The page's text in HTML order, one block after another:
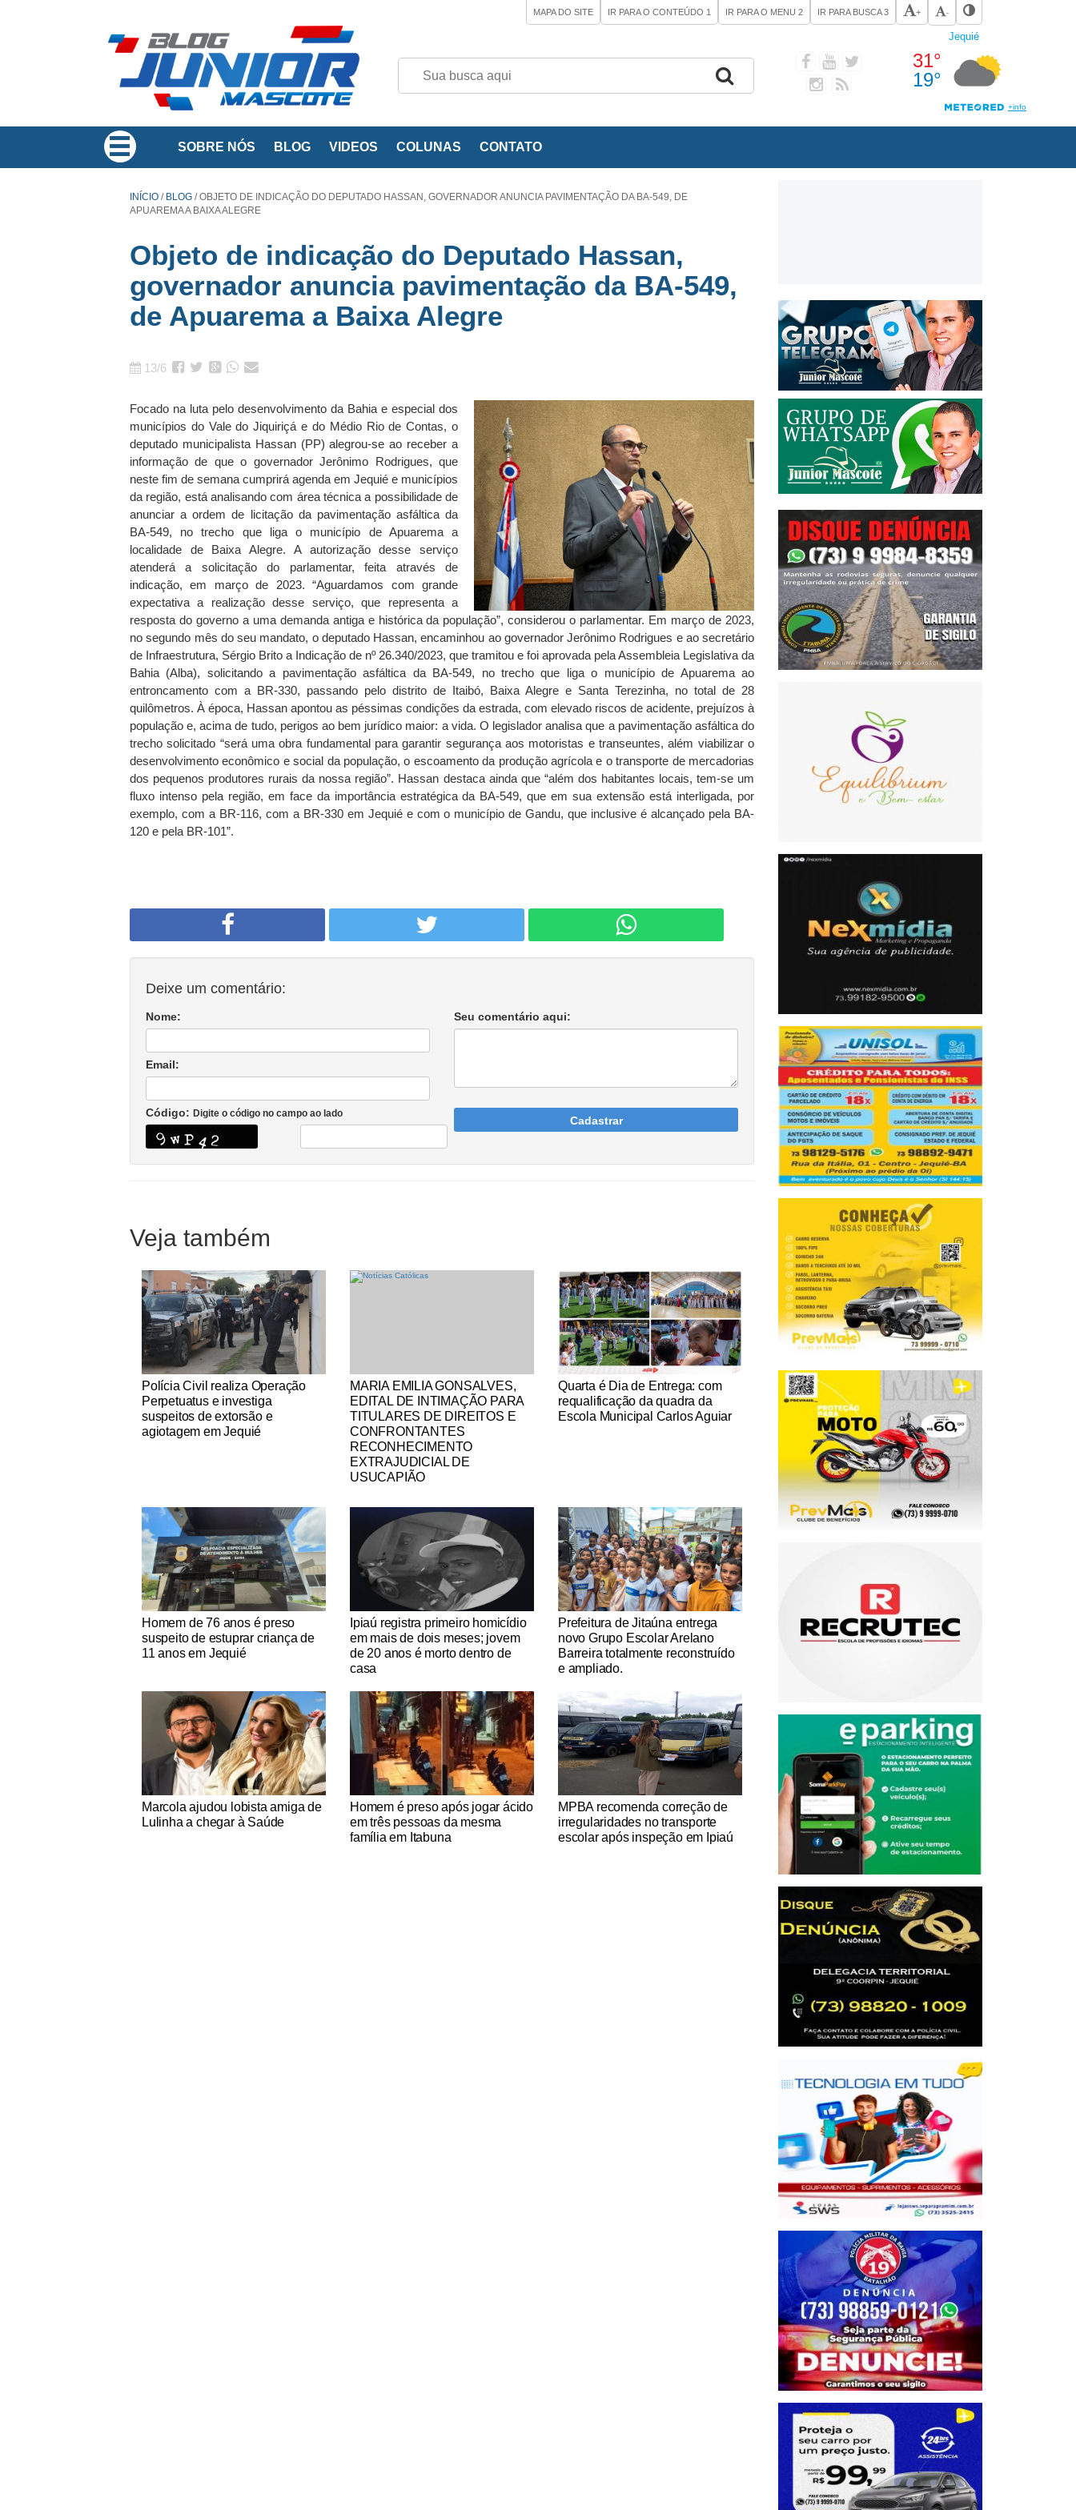
MAPA DO SITE IR PARA O CONTEÚDO 1 IR PARA O MENU 2 IR PARA BUSCA3 + -
SOBRE NÓS BLOG VIDEOS COLUNAS CONTATO
INÍCIO / BLOG /OBJETO DE INDICAÇÃO DO DEPUTADO HASSAN, GOVERNADOR ANUNCIA PAVIMENTAÇÃO DA BA-549, DE
APUAREMA A BAIXA ALEGRE
Objeto de indicação do Deputado Hassan,
governador anuncia pavimentação da BA-549,
de Apuarema a Baixa Alegre
13/6
Focado na luta pelo desenvolvimento da Bahia e especial dos
municípios do Vale do Jiquiriçá e do Médio Rio de Contas, o
deputado municipalista Hassan (PP) alegrou-se ao receber a
informação de que o governador Jerônimo Rodrigues, que
neste fim de semana cumprirá agenda em Jequié e municípios
da região, está analisando com área técnica a possibilidade de
anunciar a ordem de licitação da pavimentação asfáltica da
BA-549, no trecho que liga o município de Apuarema a
localidade de Baixa Alegre. A autorização desse serviço
atenderá a solicitação do parlamentar, feita através de
indicação, em março de 2023. “Aguardamos com grande
expectativa a realização desse serviço, que representa a
resposta do governo a uma demanda antiga e histórica da população”, considerou o parlamentar. Em março de 2023,
no segundo mês do seu mandato, o deputado Hassan, encaminhou ao governador Jerônimo Rodrigues e ao secretário
de Infraestrutura, Sérgio Brito a Indicação de nº 26.340/2023, que tramitou e foi aprovada pela Assembleia Legislativa da
Bahia (Alba), solicitando a pavimentação asfáltica da BA-549, no trecho que liga o município de Apuarema ao
entroncamento com a BR-330, passando pelo distrito de Itaibó, Baixa Alegre e Santa Terezinha, no total de 28
quilômetros. À época, Hassan apontou as péssimas condições da estrada, com elevado riscos de acidente, prejuízos à
população e, acima de tudo, perigos ao bem jurídico maior: a vida. O legislador analisa que a pavimentação asfáltica do
trecho solicitado “será uma obra fundamental para garantir segurança aos motoristas e transeuntes, além viabilizar o
desenvolvimento econômico e social da população, o escoamento da produção agrícola e o transporte de mercadorias
dos pequenos produtores rurais da nossa região”. Hassan destaca ainda que “além dos habitantes locais, tem-se um
fluxo intenso pela região, em face da importância estratégica da BA-549, que em sua extensão está interligada, por
exemplo, com a BR-116, com a BR-330 em Jequié e com o município de Gandu, que inclusive é alcançado pela BA-
120 e pela BR-101”.
Deixe um comentário:
Nome:
Email:
Código: Digite o código no campo ao lado
Seu comentário aqui:
Cadastrar
Veja também
Notícias Católicas
Polícia Civil realiza Operação
Perpetuatus e investiga
suspeitos de extorsão e
agiotagem em Jequié
Notícias Católicas
MARIA EMILIA GONSALVES,
EDITAL DE INTIMAÇÃO PARA
TITULARES DE DIREITOS E
CONFRONTANTES
RECONHECIMENTO
EXTRAJUDICIAL DE
USUCAPIÃO
Notícias Católicas
Quarta é Dia de Entrega: com
requalificação da quadra da
Escola Municipal Carlos Aguiar
Notícias Católicas
Homem de 76 anos é preso
suspeito de estuprar criança de
11 anos em Jequié
Notícias Católicas
Ipiaú registra primeiro homicídio
em mais de dois meses; jovem
de 20 anos é morto dentro de
casa
Notícias Católicas
Prefeitura de Jitaúna entrega
novo Grupo Escolar Arelano
Barreira totalmente reconstruído
e ampliado.
Notícias Católicas
Marcola ajudou lobista amiga de
Lulinha a chegar à Saúde
Notícias Católicas
Homem é preso após jogar ácido
em três pessoas da mesma
família em Itabuna
Notícias Católicas
MPBA recomenda correção de
irregularidades no transporte
escolar após inspeção em Ipiaú